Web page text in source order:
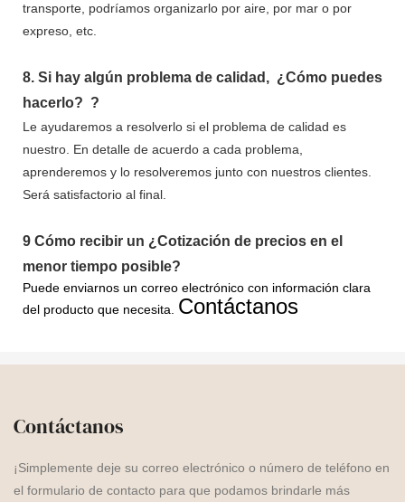
transporte, podríamos organizarlo por aire, por mar o por
expreso, etc.
8. Si hay algún problema de calidad, ¿Cómo puedes
hacerlo? ?
Le ayudaremos a resolverlo si el problema de calidad es
nuestro. En detalle de acuerdo a cada problema,
aprenderemos y lo resolveremos junto con nuestros clientes.
Será satisfactorio al final.
9 Cómo recibir un ¿Cotización de precios en el
menor tiempo posible?
Puede enviarnos un correo electrónico con información clara
del producto que necesita. Contáctanos
Contáctanos
¡Simplemente deje su correo electrónico o número de teléfono en
el formulario de contacto para que podamos brindarle más